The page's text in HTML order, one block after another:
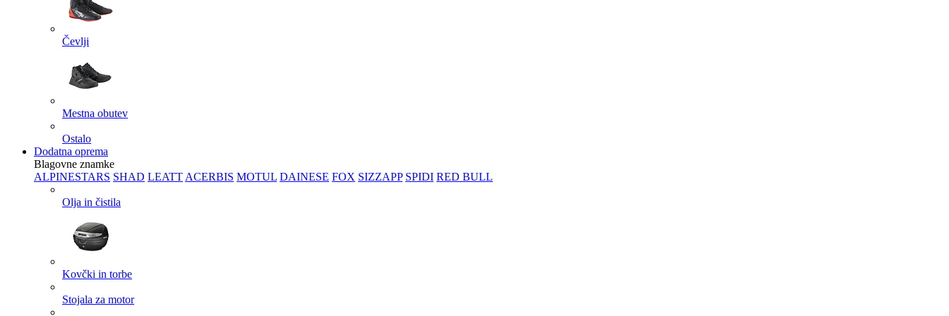
Čevlji
Mestna obutev
Ostalo
Dodatna oprema
Blagovne znamke
ALPINESTARS SHAD LEATT ACERBIS MOTUL DAINESE FOX SIZZAPP SPIDI RED BULL
Olja in čistila
Kovčki in torbe
Stojala za motor